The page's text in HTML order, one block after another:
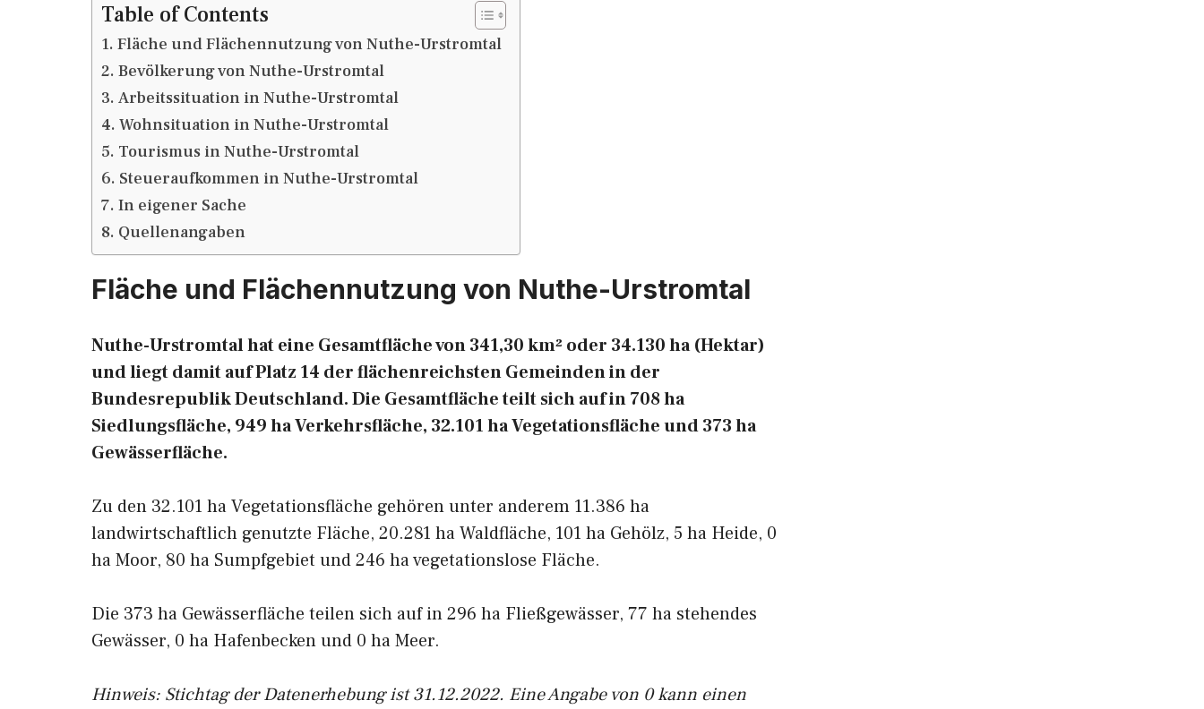
Table of Contents
Fläche und Flächennutzung von Nuthe-Urstromtal
Bevölkerung von Nuthe-Urstromtal
Arbeitssituation in Nuthe-Urstromtal
Wohnsituation in Nuthe-Urstromtal
Tourismus in Nuthe-Urstromtal
Steueraufkommen in Nuthe-Urstromtal
In eigener Sache
Quellenangaben
Fläche und Flächennutzung von Nuthe-Urstromtal
Nuthe-Urstromtal hat eine Gesamtfläche von 341,30 km² oder 34.130 ha (Hektar)
und liegt damit auf Platz 14 der flächenreichsten Gemeinden in der
Bundesrepublik Deutschland. Die Gesamtfläche teilt sich auf in 708 ha
Siedlungsfläche, 949 ha Verkehrsfläche, 32.101 ha Vegetationsfläche und 373 ha
Gewässerfläche.
Zu den 32.101 ha Vegetationsfläche gehören unter anderem 11.386 ha
landwirtschaftlich genutzte Fläche, 20.281 ha Waldfläche, 101 ha Gehölz, 5 ha Heide, 0
ha Moor, 80 ha Sumpfgebiet und 246 ha vegetationslose Fläche.
Die 373 ha Gewässerfläche teilen sich auf in 296 ha Fließgewässer, 77 ha stehendes
Gewässer, 0 ha Hafenbecken und 0 ha Meer.
Hinweis: Stichtag der Datenerhebung ist 31.12.2022. Eine Angabe von 0 kann einen